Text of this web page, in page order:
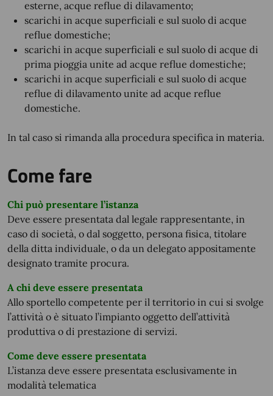
esterne, acque reflue di dilavamento;
scarichi in acque superficiali e sul suolo di acque
reflue domestiche;
scarichi in acque superficiali e sul suolo di acque di
prima pioggia unite ad acque reflue domestiche;
scarichi in acque superficiali e sul suolo di acque
reflue di dilavamento unite ad acque reflue
domestiche.
In tal caso si rimanda alla procedura specifica in materia.
Come fare
Chi può presentare l’istanza
Deve essere presentata dal legale rappresentante, in
caso di società, o dal soggetto, persona fisica, titolare
della ditta individuale, o da un delegato appositamente
designato tramite procura.
A chi deve essere presentata
Allo sportello competente per il territorio in cui si svolge
l’attività o è situato l’impianto oggetto dell’attività
produttiva o di prestazione di servizi.
Come deve essere presentata
L’istanza deve essere presentata esclusivamente in
modalità telematica